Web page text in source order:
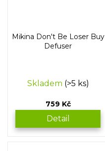
Mikina Don't Be Loser Buy
Defuser
Skladem (>5 ks)
759 Kč
Detail